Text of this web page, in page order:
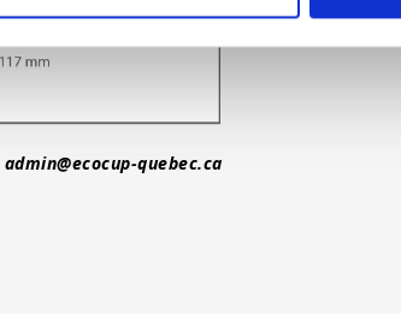
admin@ecocup-quebec.ca